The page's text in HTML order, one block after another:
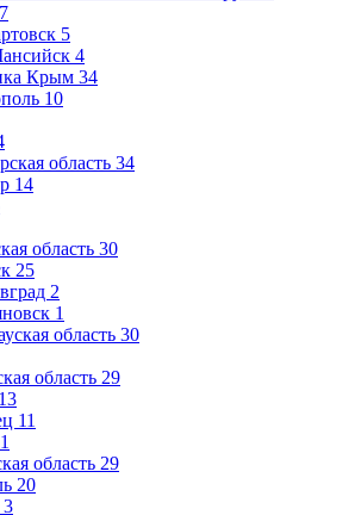
5
4
Крым 34
10
область 34
14
область 30
25
2
1
область 30
область 29
13
11
1
область 29
20
3